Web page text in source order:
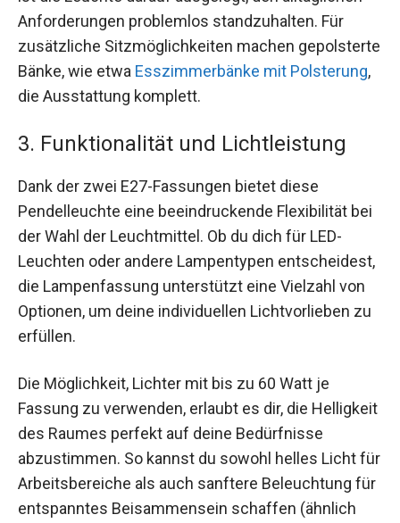
Anforderungen problemlos standzuhalten. Für
zusätzliche Sitzmöglichkeiten machen gepolsterte
Bänke, wie etwa Esszimmerbänke mit Polsterung,
die Ausstattung komplett.
3. Funktionalität und Lichtleistung
Dank der zwei E27-Fassungen bietet diese
Pendelleuchte eine beeindruckende Flexibilität bei
der Wahl der Leuchtmittel. Ob du dich für LED-
Leuchten oder andere Lampentypen entscheidest,
die Lampenfassung unterstützt eine Vielzahl von
Optionen, um deine individuellen Lichtvorlieben zu
erfüllen.
Die Möglichkeit, Lichter mit bis zu 60 Watt je
Fassung zu verwenden, erlaubt es dir, die Helligkeit
des Raumes perfekt auf deine Bedürfnisse
abzustimmen. So kannst du sowohl helles Licht für
Arbeitsbereiche als auch sanftere Beleuchtung für
entspanntes Beisammensein schaffen (ähnlich